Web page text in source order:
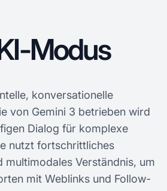
Modus
konversationelle
von Gemini 3 betrieben wird
Dialog für komplexe
nutzt fortschrittliches
multimodales Verständnis, um
mit Weblinks und Follow-